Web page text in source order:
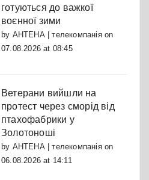
готуються до важкої
воєнної зими
by АНТЕНА | телекомпаніяon
07.08.2026 at 08:45
Ветерани вийшли на
протест через сморід від
птахофабрики у
Золотоноші
by АНТЕНА | телекомпаніяon
06.08.2026 at 14:11